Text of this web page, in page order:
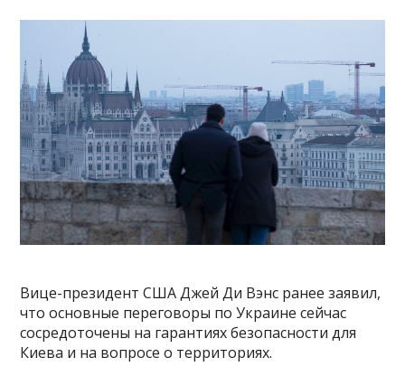
Вице-президент США Джей Ди Вэнс ранее заявил,
что основные переговоры по Украине сейчас
сосредоточены на гарантиях безопасности для
Киева и на вопросе о территориях.